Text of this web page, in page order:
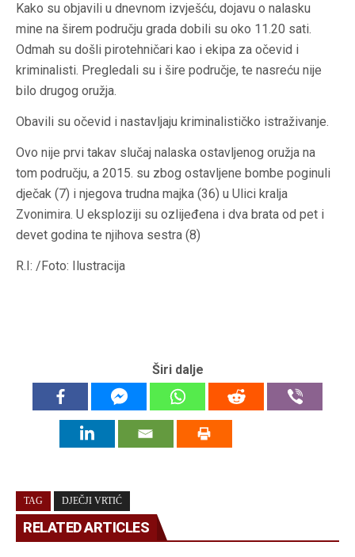
Kako su objavili u dnevnom izvješću, dojavu o nalasku
mine na širem području grada dobili su oko 11.20 sati.
Odmah su došli pirotehničari kao i ekipa za očevid i
kriminalisti. Pregledali su i šire područje, te nasreću nije
bilo drugog oružja.
Obavili su očevid i nastavljaju kriminalističko istraživanje.
Ovo nije prvi takav slučaj nalaska ostavljenog oružja na
tom području, a 2015. su zbog ostavljene bombe poginuli
dječak (7) i njegova trudna majka (36) u Ulici kralja
Zvonimira. U eksploziji su ozlijeđena i dva brata od pet i
devet godina te njihova sestra (8)
R.I: /Foto: Ilustracija
Širi dalje
TAG DJEČJI VRTIĆ
RELATED ARTICLES